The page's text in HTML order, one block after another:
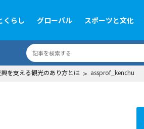
くらし グローバル スポーツと文化
を支える観光のあり方とは > assprof_kenchu